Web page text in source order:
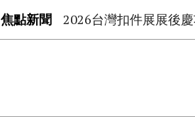
焦點新聞 2026台灣扣件展展後